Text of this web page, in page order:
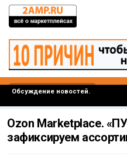
Обсуждение новостей.
Ozon Marketplace.
зафиксируем